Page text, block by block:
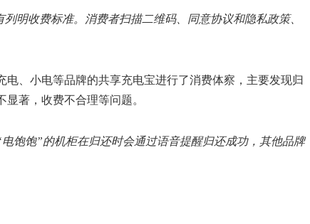
明收费标准。消费者扫描二维码、同意协议和隐私政策、
电、小电等品牌的共享充电宝进行了消费体察，主要发现归
著，收费不合理等问题。
饱饱”的机柜在归还时会通过语音提醒归还成功，其他品牌